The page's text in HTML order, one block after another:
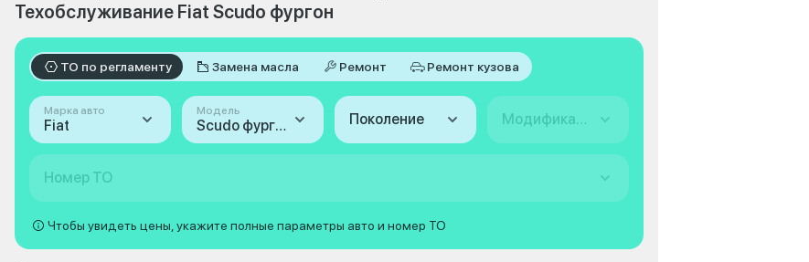
Техобслуживание Fiat Scudo фургон
ТО по регламенту Замена масла Ремонт Ремонт кузова
Марка авто
Fiat
Модель
Scudo фургон Поколение Модификация
Номер ТО
Чтобы увидеть цены, укажите полные параметры авто и номер ТО